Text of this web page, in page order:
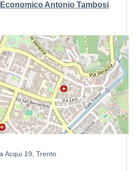
Antonio Tambosi
Acqui 19, Trento